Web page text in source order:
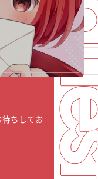
ちしてお